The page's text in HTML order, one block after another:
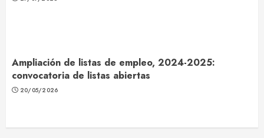
Ampliación de listas de empleo, 2024-2025:
convocatoria de listas abiertas
20/05/2026